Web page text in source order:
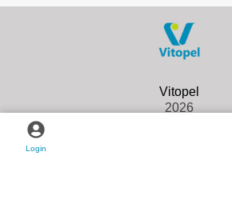
Login
2026